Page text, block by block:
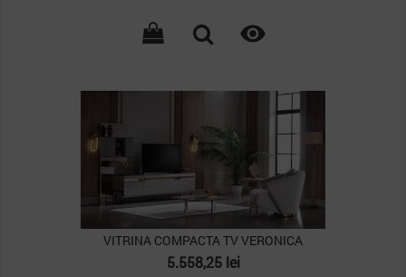

VITRINA COMPACTA TV VERONICA
Pret
5.558,25 lei